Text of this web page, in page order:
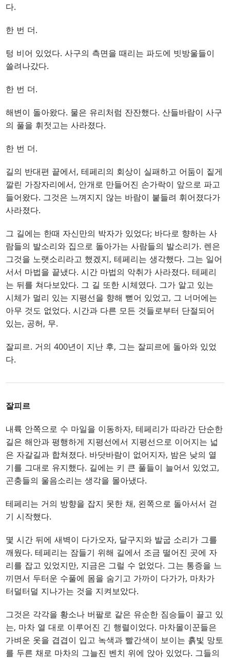
다.
한 번 더.
텅 비어 있었다. 사구의 측면을 때리는 파도에 빗방울들이
쓸려나갔다.
한 번 더.
해변이 돌아왔다. 물은 유리처럼 잔잔했다. 산들바람이 사구
의 풀을 휘젓고는 사라졌다.
한 번 더.
길의 반대편 끝에서, 테페리의 회상이 실패하고 어둠이 짙게
깔린 가장자리에서, 안개로 만들어진 손가락이 앞으로 파고
들어왔다. 그것은 느껴지지 않는 바람이 붙들려 휘어졌다가
사라졌다.
그 길에는 한때 자신만의 박자가 있었다; 바다로 향하는 사
람들의 발소리와 집으로 돌아가는 사람들의 발소리가. 렌은
그것을 노랫소리라고 했겠지, 테페리는 생각했다. 그는 일어
서서 마법을 끝냈다. 시간 마법의 악취가 사라졌다. 테페리
는 뒤를 쳐다보았다. 그 길 또한 시체였다. 그가 알고 있는
시체가 멀리 있는 지평선을 향해 뻗어 있었고, 그 너머에는
아무 것도 없었다. 시간과 다른 모든 것들로부터 단절되어
있는, 공허, 무.
잘피르. 거의 400년이 지난 후, 그는 잘피르에 돌아와 있었
다.
잘피르
내륙 안쪽으로 수 마일을 이동하자, 테페리가 따라간 단순한
길은 해안과 평행하게 지평선에서 지평선으로 이어지는 넓
은 자갈길과 합쳐졌다. 바닷바람이 없어지자, 밤은 낮의 열
기를 그대로 유지했다. 길에는 키 큰 풀들이 늘어서 있었고,
곤충들의 울음소리는 생각을 몰아냈다.
테페리는 거의 방향을 잡지 못한 채, 왼쪽으로 돌아서서 걷
기 시작했다.
몇 시간 뒤에 새벽이 다가오자, 달구지와 발굽 소리가 그를
깨웠다. 테페리는 잠들기 위해 길에서 조금 떨어진 곳에 자
리를 잡고 있었지만, 지금은 그럴 수 없었다. 그는 통증을 느
끼면서 두터운 수풀에 몸을 숨기고 가까이 다가가, 마차가
터덜터덜 지나가는 것을 지켜보았다.
그것은 각각을 황소나 버팔로 같은 유순한 짐승들이 끌고 있
는, 마차 열 대로 이루어진 긴 행렬이었다. 마차몰이꾼들은
가벼운 옷을 겹겹이 입고 녹색과 빨간색이 보이는 흙빛 망토
를 두른 채로 마차의 그늘진 벤치 위에 앉아 있었다. 그들의